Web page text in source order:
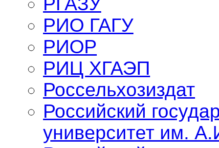
РИО ГАГУ
РИОР
РИЦ ХГАЭП
Россельхозиздат
Российский
университет им.